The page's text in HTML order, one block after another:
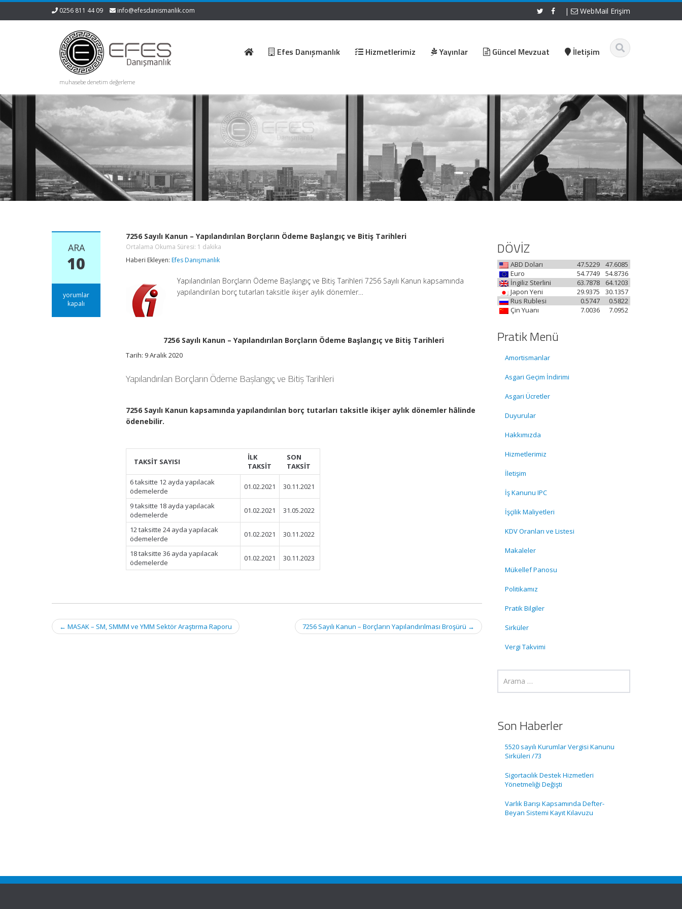
0256 811 44 09 info@efesdanismanlik.com | WebMail Erişim
muhasebe denetim değerleme
Efes Danışmanlık Hizmetlerimiz Yayınlar Güncel Mevzuat İletişim
ARA
10
7256
Sayılı
yorumlar
kapalı
7256 Sayılı Kanun – Yapılandırılan Borçların Ödeme Başlangıç ve Bitiş Tarihleri
Ortalama Okuma Süresi: 1 dakika
Haberi Ekleyen:Efes Danışmanlık
Yapılandırılan Borçların Ödeme Başlangıç ve Bitiş Tarihleri 7256 Sayılı Kanun kapsamında
yapılandırılan borç tutarları taksitle ikişer aylık dönemler…
7256 Sayılı Kanun – Yapılandırılan Borçların Ödeme Başlangıç ve Bitiş Tarihleri
Tarih: 9 Aralık 2020
Yapılandırılan Borçların Ödeme Başlangıç ve Bitiş Tarihleri
7256 Sayılı Kanun kapsamında yapılandırılan borç tutarları taksitle ikişer aylık dönemler hâlinde
ödenebilir.
TAKSİT SAYISI
İLK
TAKSİT
SON
TAKSİT
6 taksitte 12 ayda yapılacak
ödemelerde
01.02.2021 30.11.2021
9 taksitte 18 ayda yapılacak
ödemelerde
01.02.2021 31.05.2022
12 taksitte 24 ayda yapılacak
ödemelerde
01.02.2021 30.11.2022
18 taksitte 36 ayda yapılacak
ödemelerde
01.02.2021 30.11.2023
Post
navigation
← MASAK – SM, SMMM ve YMM Sektör Araştırma Raporu 7256 Sayılı Kanun – Borçların Yapılandırılması Broşürü →
DÖVİZ
ABD Doları 47.6085
47.5229
Euro
54.8736
54.7749
İngiliz Sterlini
64.1203
63.7878
Japon Yeni
30.1357
29.9375
Rus Rublesi
0.5822
0.5747
Çin Yuanı
7.0952
7.0036
Pratik Menü
Amortismanlar
Asgari Geçim İndirimi
Asgari Ücretler
Duyurular
Hakkımızda
Hizmetlerimiz
İletişim
İş Kanunu IPC
İşçilik Maliyetleri
KDV Oranları ve Listesi
Makaleler
Mükellef Panosu
Politikamız
Pratik Bilgiler
Sirküler
Vergi Takvimi
Son Haberler
5520 sayılı Kurumlar Vergisi Kanunu
Sirküleri /73
Sigortacılık Destek Hizmetleri
Yönetmeliği Değişti
Varlık Barışı Kapsamında Defter-
Beyan Sistemi Kayıt Kılavuzu